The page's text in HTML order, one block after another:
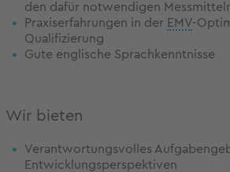
den dafür notwendigen
Praxiserfahrungen in der EMV-
Qualifizierung
Gute englische Sprachkenntnisse
Wir bieten
Verantwortungsvolles
Entwicklungsperspektiven